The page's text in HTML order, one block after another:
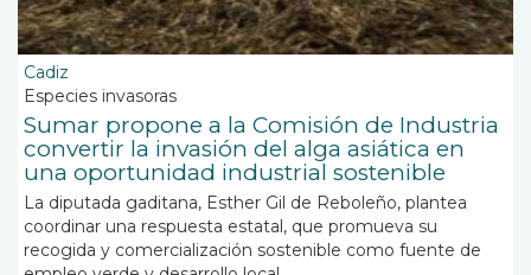
Cadiz
Especies invasoras
Sumar propone a la Comisión de Industria
convertir la invasión del alga asiática en
una oportunidad industrial sostenible
La diputada gaditana, Esther Gil de Reboleño, plantea
coordinar una respuesta estatal, que promueva su
recogida y comercialización sostenible como fuente de